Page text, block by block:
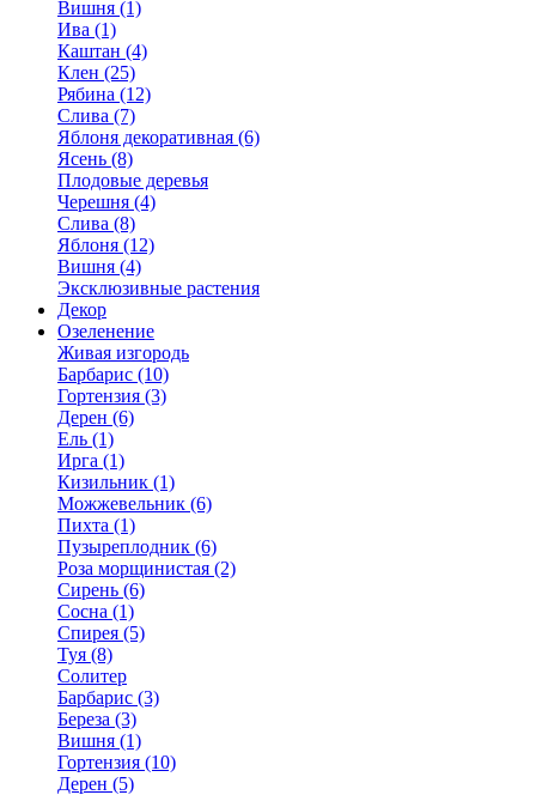
Вишня (1)
Ива (1)
Каштан (4)
Клен (25)
Рябина (12)
Слива (7)
Яблоня декоративная (6)
Ясень (8)
Плодовые деревья
Черешня (4)
Слива (8)
Яблоня (12)
Вишня (4)
Эксклюзивные растения
Декор
Озеленение
Живая изгородь
Барбарис (10)
Гортензия (3)
Дерен (6)
Ель (1)
Ирга (1)
Кизильник (1)
Можжевельник (6)
Пихта (1)
Пузыреплодник (6)
Роза морщинистая (2)
Сирень (6)
Сосна (1)
Спирея (5)
Туя (8)
Солитер
Барбарис (3)
Береза (3)
Вишня (1)
Гортензия (10)
Дерен (5)